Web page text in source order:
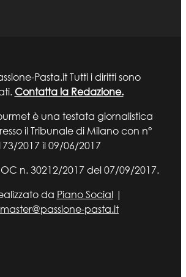
Pasta.it Tutti i diritti sono
Contatta la Redazione.
è una testata giornalistica
il Tribunale di Milano con n°
2017 il 09/06/2017
n. 30212/2017 del 07/09/2017.
da Piano Social|
pasta.it